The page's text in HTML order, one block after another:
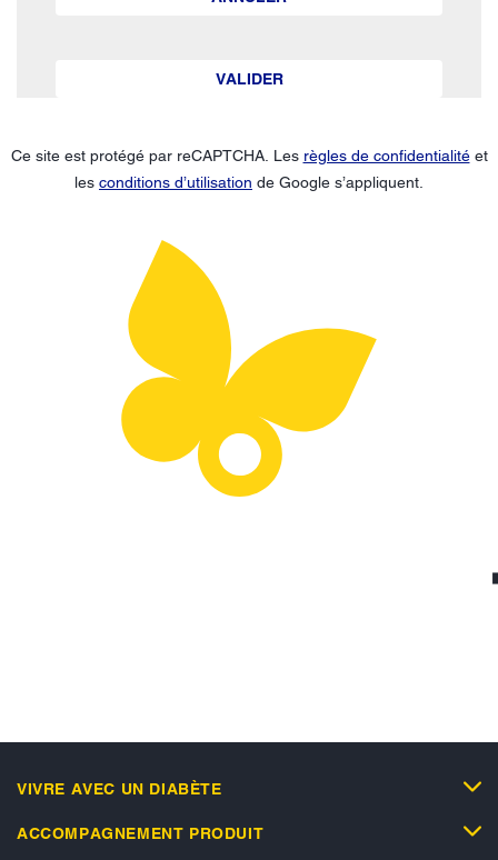
VALIDER
Ce site est protégé par reCAPTCHA. Les règles de confidentialitéet
les conditions d’utilisation de Google s’appliquent.
VIVRE AVEC UN DIABÈTE
ACCOMPAGNEMENT PRODUIT